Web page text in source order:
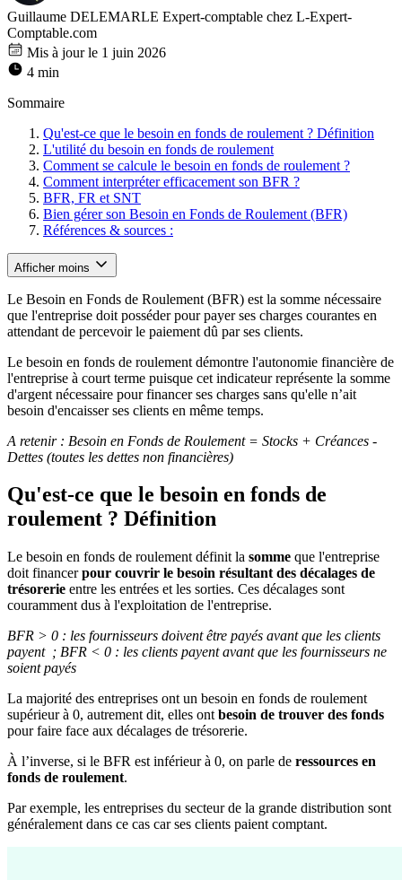
Guillaume DELEMARLE Expert-comptable chez L-Expert-
Comptable.com
Mis à jour le 1 juin 2026
4 min
Sommaire
Qu'est-ce que le besoin en fonds de roulement ? Définition
L'utilité du besoin en fonds de roulement
Comment se calcule le besoin en fonds de roulement ?
Comment interpréter efficacement son BFR ?
BFR, FR et SNT
Bien gérer son Besoin en Fonds de Roulement (BFR)
Références & sources :
Afficher moins
Le Besoin en Fonds de Roulement (BFR) est la somme nécessaire
que l'entreprise doit posséder pour payer ses charges courantes en
attendant de percevoir le paiement dû par ses clients.
Le besoin en fonds de roulement démontre l'autonomie financière de
l'entreprise à court terme puisque cet indicateur représente la somme
d'argent nécessaire pour financer ses charges sans qu'elle n’ait
besoin d'encaisser ses clients en même temps.
A retenir : Besoin en Fonds de Roulement = Stocks + Créances -
Dettes (toutes les dettes non financières)
Qu'est-ce que le besoin en fonds de
roulement ? Définition
Le besoin en fonds de roulement définit la somme que l'entreprise
doit financerpour couvrir le besoin résultant des décalages de
trésorerie entre les entrées et les sorties. Ces décalages sont
couramment dus à l'exploitation de l'entreprise.
BFR > 0 : les fournisseurs doivent être payés avant que les clients
payent ; BFR < 0 : les clients payent avant que les fournisseurs ne
soient payés
La majorité des entreprises ont un besoin en fonds de roulement
supérieur à 0, autrement dit, elles ont besoin de trouver des fonds
pour faire face aux décalages de trésorerie.
À l’inverse, si le BFR est inférieur à 0, on parle de ressources en
fonds de roulement.
Par exemple, les entreprises du secteur de la grande distribution sont
généralement dans ce cas car ses clients paient comptant.